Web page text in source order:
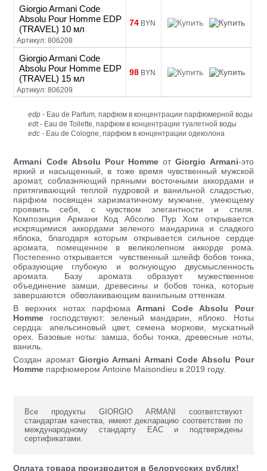
Giorgio Armani Code
Absolu Pour Homme EDP
(TRAVEL) 10 мл
Артикул: 806208
74 BYN
Giorgio Armani Code
Absolu Pour Homme EDP
(TRAVEL) 15 мл
Артикул: 806209
98 BYN
edp - Eau de Parfum, парфюм в концентрации парфюмерной воды
edt- Eau de Toilette, парфюм в концентрации туалетной воды
edc - Eau de Cologne, парфюм в концентрации одеколона
Armani Code Absolu Pour Homme отGiorgio Armani-это
яркий и насыщенный, в тоже время чувственный мужской
аромат, соблазняющий пряными восточными аккордами и
притягивающий теплой пудровой и ванильной сладостью,
парфюм посвящен харизматичному мужчине, умеющему
проявить себя, с чувством элегантности и стиля.
Композиция Армани Код Абсолю Пур Хом открывается
искрящимися аккордами зеленого мандарина и сладкого
яблока, благодаря которым открывается сильное сердце
аромата, помещенное в великолепном аккорде рома.
Постепенно открывается чувственный шлейф бобов тонка,
образующие глубокую и волнующую двусмысленность
аромата. Базу аромата образует мужественное
объединение замши, древесины и бобов тонка, которые
завершаются обволакивающим ванильным оттенкам.
В верхних нотах парфюма Armani Code Absolu Pour
Homme господствуют: зеленый мандарин, яблоко. Ноты
сердца: апельсиновый цвет, семена моркови, мускатный
орех. Базовые ноты: замша, бобы тонка, древесные ноты,
ваниль.
Создан аромат Giorgio Armani Armani Code Absolu Pour
Homme парфюмером Antoine Maisondieu в 2019 году.
Все продукты GIORGIO ARMANI соответствуют
стандартам качества, имеют декларацию соответствия по
международному стандарту ЕАС и подтверждены
сертификатами.
Оплата товара производится в белорусских рублях!